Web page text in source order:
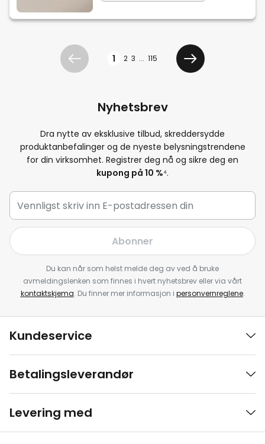
Tidligere 1 2 3 ... 115
Neste
Nyhetsbrev
Dra nytte av eksklusive tilbud, skreddersydde
produktanbefalinger og de nyeste belysningstrendene
for din virksomhet. Registrer deg nå og sikre deg en
kupong på 10 %⁴.
Abonner
Du kan når som helst melde deg av ved å bruke
avmeldingslenken som finnes i hvert nyhetsbrev eller via vårt
kontaktskjema. Du finner mer informasjon i personvernreglene.
Kundeservice
Betalingsleverandør
Levering med